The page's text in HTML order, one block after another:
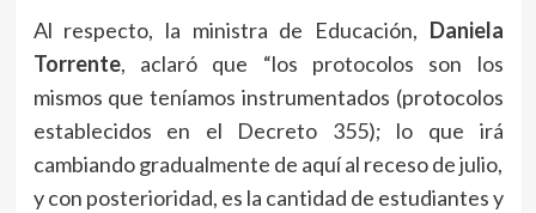
Al respecto, la ministra de Educación, Daniela
Torrente, aclaró que “los protocolos son los
mismos que teníamos instrumentados (protocolos
establecidos en el Decreto 355); lo que irá
cambiando gradualmente de aquí al receso de julio,
y con posterioridad, es la cantidad de estudiantes y